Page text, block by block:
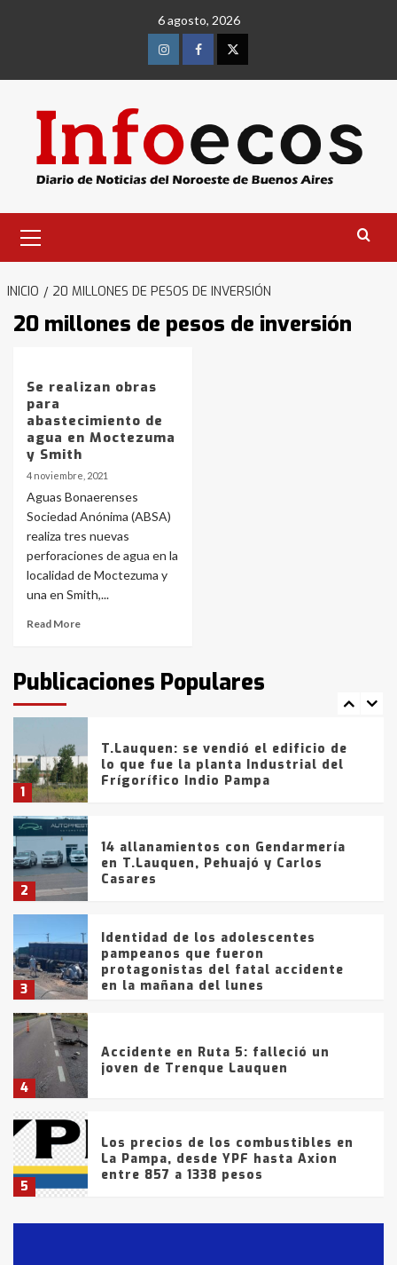
6 agosto, 2026
InstagramFacebookTwitter
primario
INICIO 20 MILLONES DE PESOS DE INVERSIÓN
20 millones de pesos de inversión
Se realizan obras
para
abastecimiento de
agua en Moctezuma
y Smith
4 noviembre, 2021
Aguas Bonaerenses
Sociedad Anónima (ABSA)
realiza tres nuevas
perforaciones de agua en la
localidad de Moctezuma y
una en Smith,...
Read More
Publicaciones Populares
3
pampeanos que fueron
protagonistas del fatal accidente
en la mañana del lunes
4
joven de Trenque Lauquen
5
La Pampa, desde YPF hasta Axion
entre 857 a 1338 pesos
6
La Bolsa de Cereales de Bahía
Blanca anticipa que Agosto vendrá
con lluvias y heladas, en gran parte
fueron detenidos por
comercialización de drogas en la
tarde del sábado
1
T.Lauquen: se vendió el edificio de
lo que fue la planta Industrial del
Frígorífico Indio Pampa
2
14 allanamientos con Gendarmería
en T.Lauquen, Pehuajó y Carlos
Casares
3
Identidad de los adolescentes
pampeanos que fueron
protagonistas del fatal accidente
en la mañana del lunes
4
Accidente en Ruta 5: falleció un
joven de Trenque Lauquen
5
Los precios de los combustibles en
La Pampa, desde YPF hasta Axion
entre 857 a 1338 pesos